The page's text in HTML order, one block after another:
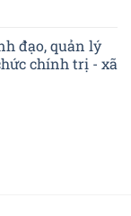
đạo, quản lý
chính trị - xã